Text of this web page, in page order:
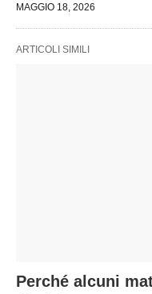
MAGGIO 18, 2026
ARTICOLI SIMILI
Perché alcuni